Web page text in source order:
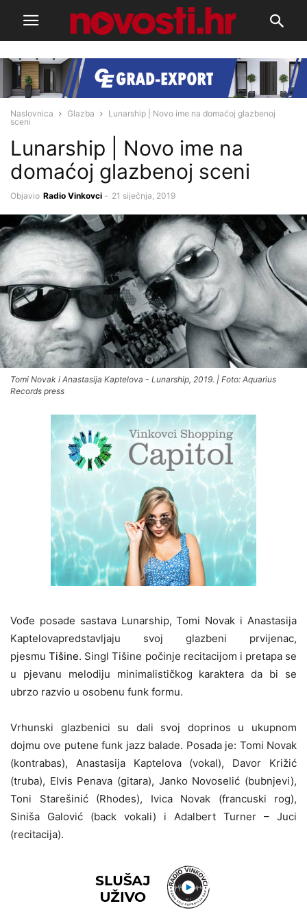
Naslovnica Glazba
Lunarship | Novo ime na domaćoj glazbenoj
sceni
Lunarship | Novo ime na
domaćoj glazbenoj sceni
Objavio Radio Vinkovci - 21 siječnja, 2019
Tomi Novak i Anastasija Kaptelova - Lunarship, 2019. | Foto: Aquarius
Records press
Vođe posade sastava Lunarship, Tomi Novak i Anastasija
Kaptelovapredstavljaju svoj glazbeni prvijenac,
pjesmuTišine. Singl Tišine počinje recitacijom i pretapa se
u pjevanu melodiju minimalističkog karaktera da bi se
ubrzo razvio u osobenu funk formu.
Vrhunski glazbenici su dali svoj doprinos u ukupnom
dojmu ove putene funk jazz balade. Posada je: Tomi Novak
(kontrabas), Anastasija Kaptelova (vokal), Davor Križić
(truba), Elvis Penava (gitara), Janko Novoselić (bubnjevi),
Toni Starešinić (Rhodes), Ivica Novak (francuski rog),
Siniša Galović (back vokali) i Adalbert Turner – Juci
(recitacija).